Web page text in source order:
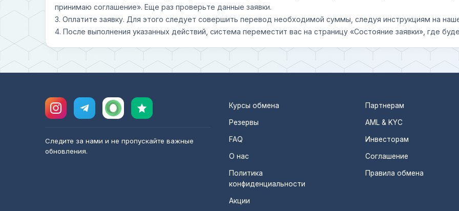
принимаю соглашение». Еще раз проверьте данные заявки.
3. Оплатите заявку. Для этого следует совершить перевод необходимой суммы, следуя инструкциям на
4. После выполнения указанных действий, система переместит вас на страницу «Состояние заявки», где
Следите за нами и не пропускайте важные
обновления.
Курсы обмена
Резервы
FAQ
О нас
Политика
конфиденциальности
Акции
Партнерам
AML & KYC
Инвесторам
Соглашение
Правила обмена